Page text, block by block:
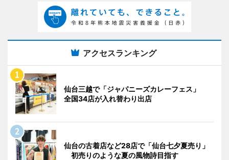
アクセスランキング
仙台三越で「ジャパニーズカレーフェス」
全国34店が入れ替わり出店
仙台の古着店など28店で「仙台七夕夏売り」
初売りのような夏の風物詩目指す